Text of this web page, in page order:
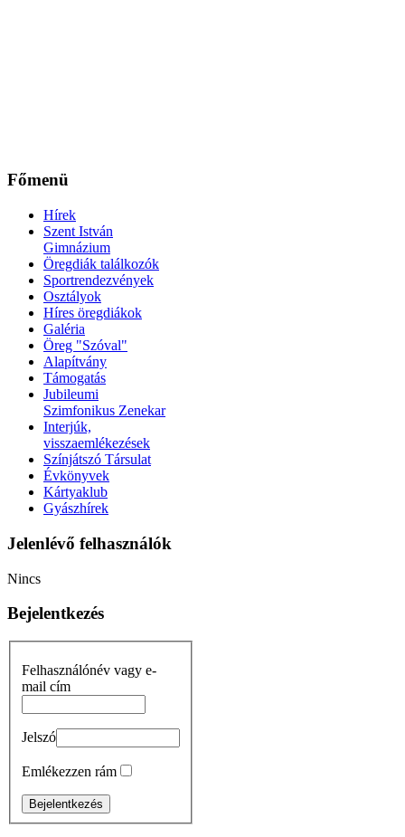
Főmenü
Hírek
Szent István
Gimnázium
Öregdiák találkozók
Sportrendezvények
Osztályok
Híres öregdiákok
Galéria
Öreg "Szóval"
Alapítvány
Támogatás
Jubileumi
Szimfonikus Zenekar
Interjúk,
visszaemlékezések
Színjátszó Társulat
Évkönyvek
Kártyaklub
Gyászhírek
Jelenlévő felhasználók
Nincs
Bejelentkezés
Felhasználónév vagy e-
mail cím
Jelszó
Emlékezzen rám